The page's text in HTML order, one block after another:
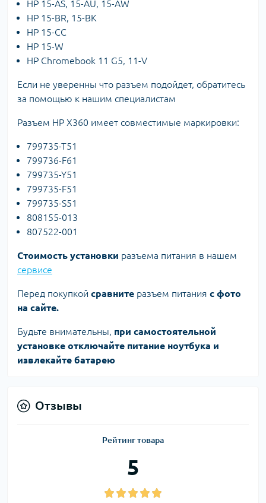
HP 15-AS, 15-AU, 15-AW
HP 15-BR, 15-BK
HP 15-CC
HP 15-W
HP Chromebook 11 G5, 11-V
Если не уверенны что разъем подойдет, обратитесь
за помощью к нашим специалистам
Разъем HP X360 имеет совместимые маркировки:
799735-T51
799736-F61
799735-Y51
799735-F51
799735-S51
808155-013
807522-001
Стоимость установки разъема питания в нашем
сервисе
Перед покупкой сравните разъем питания с фото
на сайте.
Будьте внимательны, при самостоятельной
установке отключайте питание ноутбука и
извлекайте батарею
Отзывы
Рейтинг товара
5